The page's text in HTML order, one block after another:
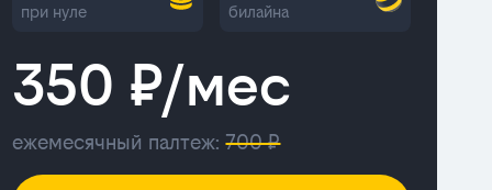
при нуле
билайна
350 ₽/мес
ежемесячный палтеж:700 ₽